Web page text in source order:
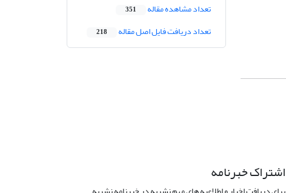
تعداد مشاهده مقاله 351
تعداد دریافت فایل اصل مقاله 218
اشتراک خبرنامه